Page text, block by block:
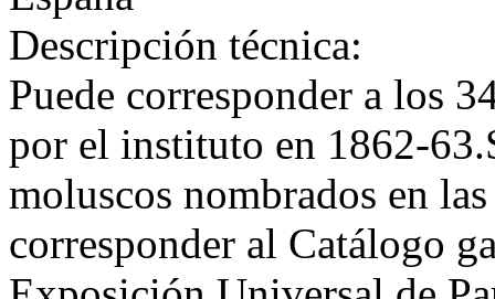
Descripción técnica:
Puede corresponder a los
por el instituto en 1862-
moluscos nombrados en
corresponder al Catálogo